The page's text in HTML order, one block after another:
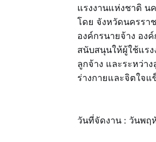
แรงงานแห่งชาติ น
โดย จังหวัดนครรา
องค์กรนายจ้าง อง
สนับสนุนให้ผู้ใช้แร
ลูกจ้าง และระหว่า
ร่างกายและจิตใจแ
วันที่จัดงาน : วันพฤ